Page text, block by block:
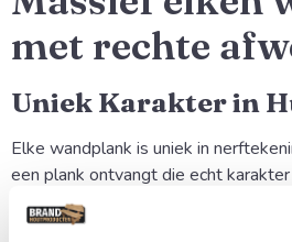
met rechte
Uniek Karakter in
Elke wandplank is uniek in
een plank ontvangt die echt
werken met hoogwaardig massief
natuurproduct in huis dat sfeer en